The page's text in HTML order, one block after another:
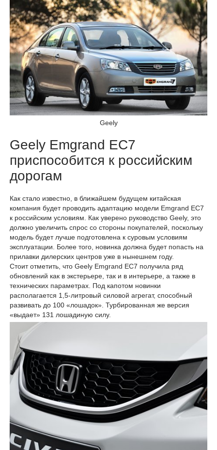
Geely
Geely Emgrand EC7
приспособится к российским
дорогам
Как стало известно, в ближайшем будущем китайская
компания будет проводить адаптацию модели Emgrand EC7
к российским условиям. Как уверено руководство Geely, это
должно увеличить спрос со стороны покупателей, поскольку
модель будет лучше подготовлена к суровым условиям
эксплуатации. Более того, новинка должна будет попасть на
прилавки дилерских центров уже в нынешнем году.
Стоит отметить, что Geely Emgrand EC7 получила ряд
обновлений как в экстерьере, так и в интерьере, а также в
технических параметрах. Под капотом новинки
располагается 1,5-литровый силовой агрегат, способный
развивать до 100 «лошадок». Турбированная же версия
«выдает» 131 лошадиную силу.